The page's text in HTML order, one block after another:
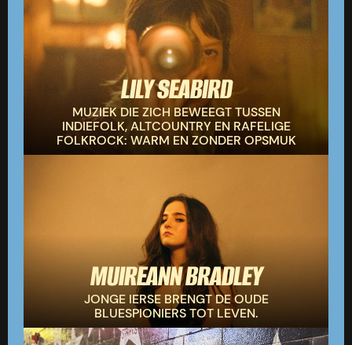
LILY SEABIRD
MUZIEK DIE ZICH BEWEEGT TUSSEN
INDIEFOLK, ALTCOUNTRY EN RAFELIGE
FOLKROCK: WARM EN ZONDER OPSMUK
MUIREANN BRADLEY
JONGE IERSE BRENGT DE OUDE
BLUESPIONIERS TOT LEVEN.